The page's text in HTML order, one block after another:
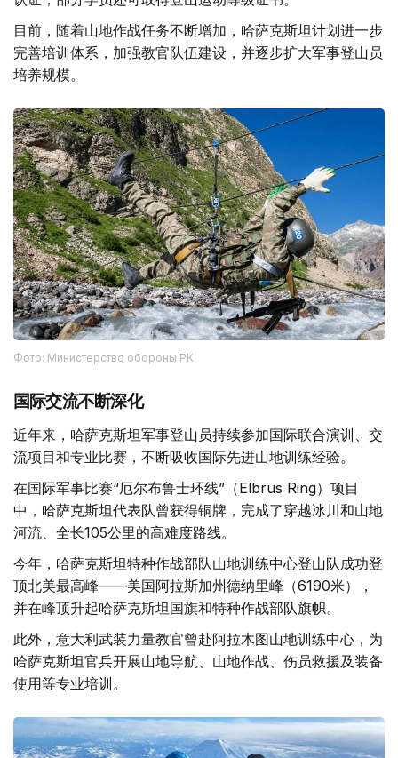
目前，随着山地作战任务不断增加，哈萨克斯坦计划进一步
完善培训体系，加强教官队伍建设，并逐步扩大军事登山员
培养规模。
Фото: Министерство обороны РК
国际交流不断深化
近年来，哈萨克斯坦军事登山员持续参加国际联合演训、交
流项目和专业比赛，不断吸收国际先进山地训练经验。
在国际军事比赛“厄尔布鲁士环线”（Elbrus Ring）项目
中，哈萨克斯坦代表队曾获得铜牌，完成了穿越冰川和山地
河流、全长105公里的高难度路线。
今年，哈萨克斯坦特种作战部队山地训练中心登山队成功登
顶北美最高峰——美国阿拉斯加州德纳里峰（6190米），
并在峰顶升起哈萨克斯坦国旗和特种作战部队旗帜。
此外，意大利武装力量教官曾赴阿拉木图山地训练中心，为
哈萨克斯坦官兵开展山地导航、山地作战、伤员救援及装备
使用等专业培训。